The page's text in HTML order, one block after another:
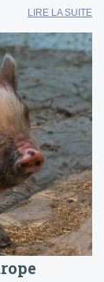
LIRE LA SUITE